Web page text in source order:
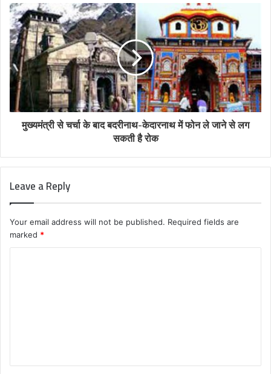
मुख्यमंत्री से चर्चा के बाद बदरीनाथ-केदारनाथ में फोन ले जाने से लग
सकती है रोक
Leave a Reply
Your email address will not be published. Required fields are
marked *
t